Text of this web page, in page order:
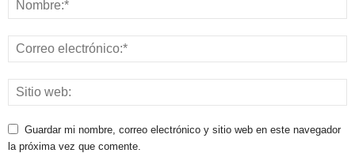
Guardar mi nombre, correo electrónico y sitio web en este navegador
la próxima vez que comente.